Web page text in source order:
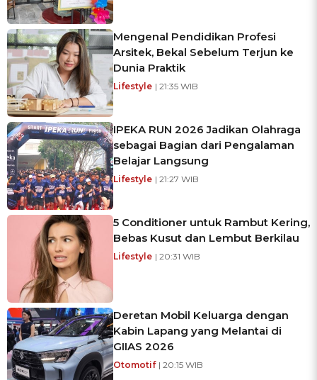
Mengenal Pendidikan Profesi
Arsitek, Bekal Sebelum Terjun ke
Dunia Praktik
Lifestyle | 21:35 WIB
IPEKA RUN 2026 Jadikan Olahraga
sebagai Bagian dari Pengalaman
Belajar Langsung
Lifestyle | 21:27 WIB
5 Conditioner untuk Rambut Kering,
Bebas Kusut dan Lembut Berkilau
Lifestyle | 20:31 WIB
Deretan Mobil Keluarga dengan
Kabin Lapang yang Melantai di
GIIAS 2026
Otomotif | 20:15 WIB